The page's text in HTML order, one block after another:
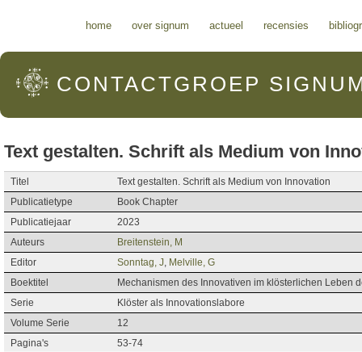
home over signum actueel recensies
CONTACTGROEP
Text gestalten. Schrift als Medium von
Titel
Text gestalten. Schrift als Medium von Innovation
Publicatietype
Book Chapter
Publicatiejaar
2023
Auteurs
Breitenstein, M
Editor
Sonntag, J Melville, G
Boektitel
Mechanismen des Innovativen im klösterlichen Leben
Serie
Klöster als Innovationslabore
Volume Serie
12
Pagina's
53-74